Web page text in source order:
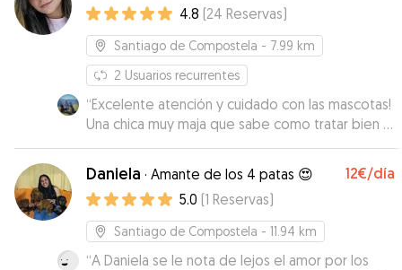
4.8 (24 Reservas)
Santiago de Compostela - 7.99 km
2 Usuarios recurrentes
“Excelente atención y cuidado con las mascotas!
Una chica muy maja que sabe como tratar bien a
los animales! No podemos estar más contentos,
Los recomendamos al 100%. Repetiremos!”
Daniela · Amante de los 4 patas 😍 12€/día
5.0 (1 Reservas)
Santiago de Compostela - 11.94 km
“A Daniela se le nota de lejos el amor por los